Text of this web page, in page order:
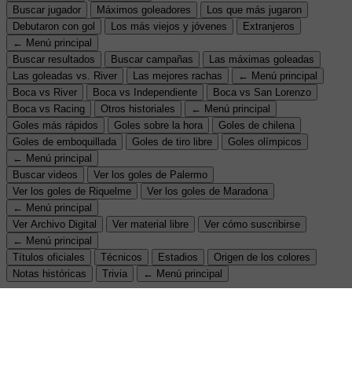
Buscar jugador
Máximos goleadores
Los que más jugaron
Debutaron con gol
Los más viejos y jóvenes
Extranjeros
← Menú principal
Buscar resultados
Buscar campañas
Las máximas goleadas
Las goleadas vs. River
Las mejores rachas
← Menú principal
Boca vs River
Boca vs Independiente
Boca vs San Lorenzo
Boca vs Racing
Otros historiales
← Menú principal
Goles más rápidos
Goles sobre la hora
Goles de chilena
Goles de emboquillada
Goles de tiro libre
Goles olímpicos
← Menú principal
Buscar videos
Ver los goles de Palermo
Ver los goles de Riquelme
Ver los goles de Maradona
← Menú principal
Ver Archivo Digital
Ver material libre
Ver cómo suscribirse
← Menú principal
Títulos oficiales
Técnicos Estadios
Origen de los colores
Notas históricas
Trivia ← Menú principal